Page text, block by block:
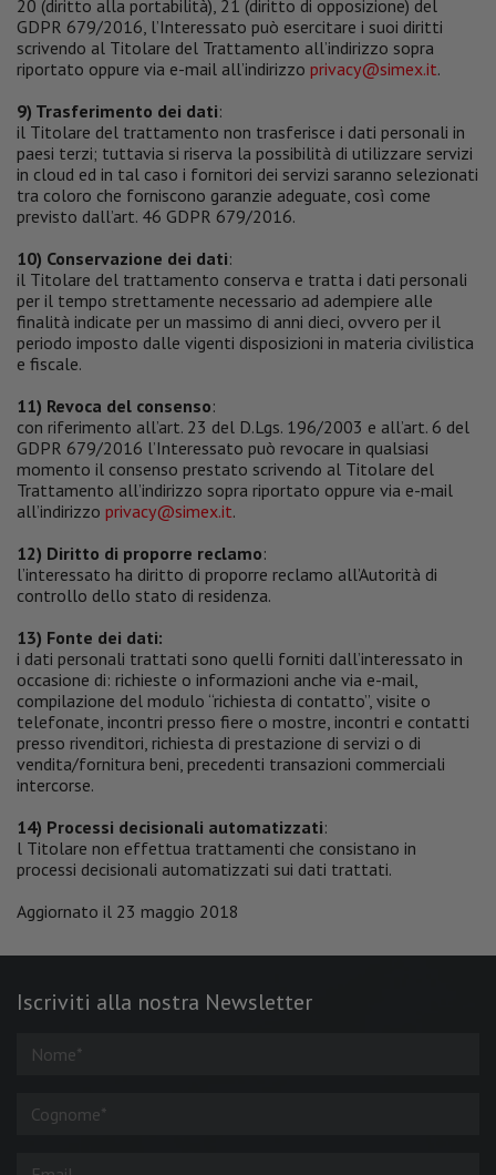
20 (diritto alla portabilità), 21 (diritto di opposizione) del
GDPR 679/2016, l’Interessato può esercitare i suoi diritti
scrivendo al Titolare del Trattamento all’indirizzo sopra
riportato oppure via e-mail all’indirizzo privacy@simex.it.
9) Trasferimento dei dati:
il Titolare del trattamento non trasferisce i dati personali in
paesi terzi; tuttavia si riserva la possibilità di utilizzare servizi
in cloud ed in tal caso i fornitori dei servizi saranno selezionati
tra coloro che forniscono garanzie adeguate, così come
previsto dall’art. 46 GDPR 679/2016.
10) Conservazione dei dati:
il Titolare del trattamento conserva e tratta i dati personali
per il tempo strettamente necessario ad adempiere alle
finalità indicate per un massimo di anni dieci, ovvero per il
periodo imposto dalle vigenti disposizioni in materia civilistica
e fiscale.
11) Revoca del consenso:
con riferimento all’art. 23 del D.Lgs. 196/2003 e all’art. 6 del
GDPR 679/2016 l’Interessato può revocare in qualsiasi
momento il consenso prestato scrivendo al Titolare del
Trattamento all’indirizzo sopra riportato oppure via e-mail
all’indirizzo privacy@simex.it.
12) Diritto di proporre reclamo:
l’interessato ha diritto di proporre reclamo all’Autorità di
controllo dello stato di residenza.
13) Fonte dei dati:
i dati personali trattati sono quelli forniti dall’interessato in
occasione di: richieste o informazioni anche via e-mail,
compilazione del modulo “richiesta di contatto”, visite o
telefonate, incontri presso fiere o mostre, incontri e contatti
presso rivenditori, richiesta di prestazione di servizi o di
vendita/fornitura beni, precedenti transazioni commerciali
intercorse.
14) Processi decisionali automatizzati:
l Titolare non effettua trattamenti che consistano in
processi decisionali automatizzati sui dati trattati.
Aggiornato il 23 maggio 2018
Iscriviti alla nostra Newsletter